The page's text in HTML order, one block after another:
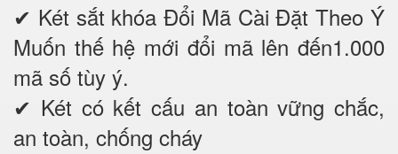
✔ Két sắt khóa Đổi Mã Cài Đặt Theo Ý
Muốn thế hệ mới đổi mã lên đến1.000
mã số tùy ý.
✔ Két có kết cấu an toàn vững chắc,
an toàn, chống cháy